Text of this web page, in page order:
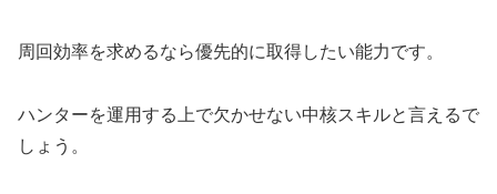
周回効率を求めるなら優先的に取得したい能力です。
ハンターを運用する上で欠かせない中核スキルと言えるで
しょう。